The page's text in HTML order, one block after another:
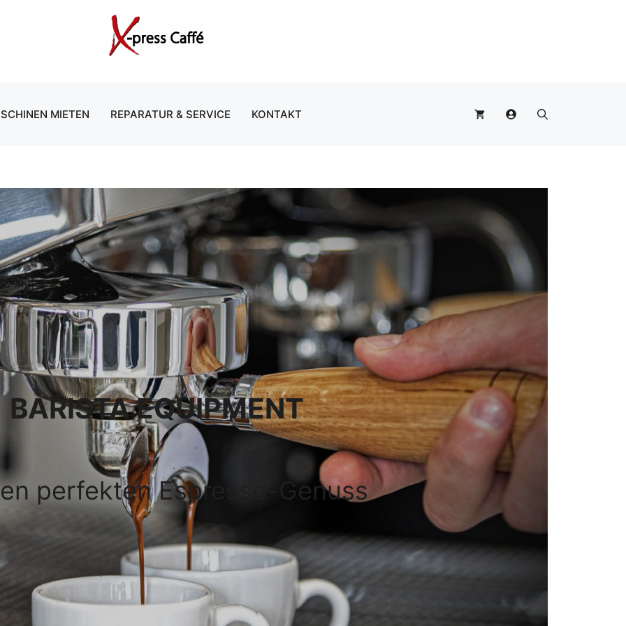
MIETEN REPARATUR & SERVICE KONTAKT
BARISTA EQUIPMENT
perfekten Espresso-Genuss